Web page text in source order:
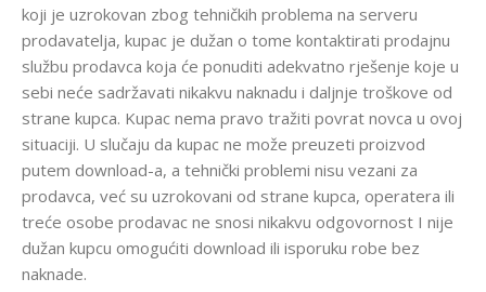
koji je uzrokovan zbog tehničkih problema na serveru
prodavatelja, kupac je dužan o tome kontaktirati prodajnu
službu prodavca koja će ponuditi adekvatno rješenje koje u
sebi neće sadržavati nikakvu naknadu i daljnje troškove od
strane kupca. Kupac nema pravo tražiti povrat novca u ovoj
situaciji. U slučaju da kupac ne može preuzeti proizvod
putem download-a, a tehnički problemi nisu vezani za
prodavca, već su uzrokovani od strane kupca, operatera ili
treće osobe prodavac ne snosi nikakvu odgovornost I nije
dužan kupcu omogućiti download ili isporuku robe bez
naknade.